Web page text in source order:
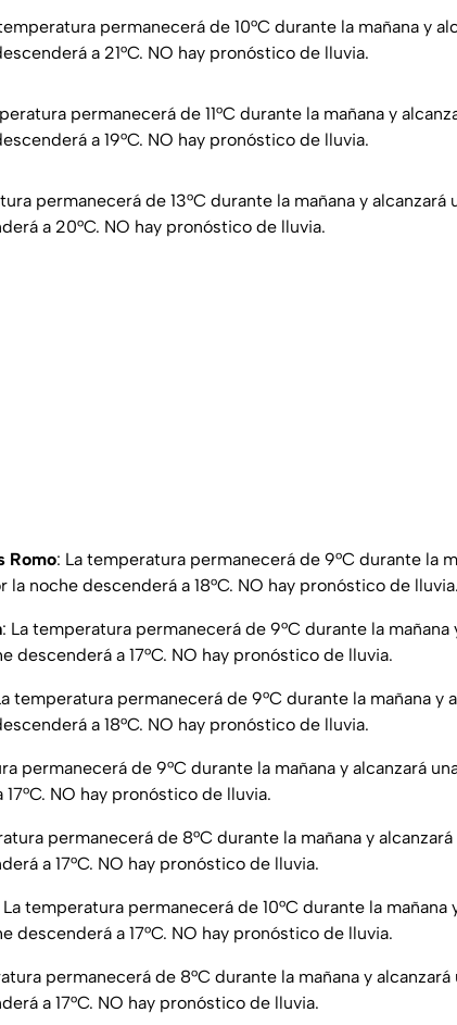
permanecerá de 10°C durante la mañana y
a 21°C. NO hay pronóstico de lluvia.
permanecerá de 11°C durante la mañana y
a 19°C. NO hay pronóstico de lluvia.
permanecerá de 13°C durante la mañana y alcanzará
a 20°C. NO hay pronóstico de lluvia.
Romo: La temperatura permanecerá de 9°C durante la
la noche descenderá a 18°C. NO hay pronóstico de lluvia.
: La temperatura permanecerá de 9°C durante la mañana
descenderá a 17°C. NO hay pronóstico de lluvia.
temperatura permanecerá de 9°C durante la mañana y
a 18°C. NO hay pronóstico de lluvia.
permanecerá de 9°C durante la mañana y alcanzará
NO hay pronóstico de lluvia.
permanecerá de 8°C durante la mañana y
a 17°C. NO hay pronóstico de lluvia.
La temperatura permanecerá de 10°C durante la mañana
descenderá a 17°C. NO hay pronóstico de lluvia.
permanecerá de 8°C durante la mañana y alcanzará
a 17°C. NO hay pronóstico de lluvia.